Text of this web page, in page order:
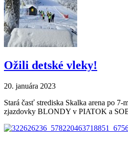
Ožili detské vleky!
20. januára 2023
Stará časť strediska Skalka arena po
zjazdovky BLONDY v PIATOK a